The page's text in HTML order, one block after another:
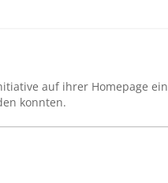
auf ihrer Homepage
konnten.